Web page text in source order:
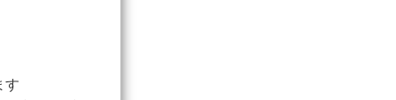
す